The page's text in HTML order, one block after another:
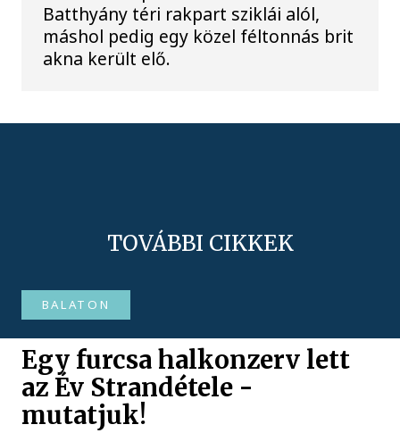
Batthyány téri rakpart sziklái alól,
máshol pedig egy közel féltonnás brit
akna került elő.
TOVÁBBI CIKKEK
BALATON
Egy furcsa halkonzerv lett
az Év Strandétele -
mutatjuk!